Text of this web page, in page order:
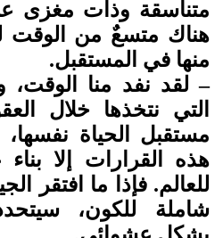
متناسقة وذات مغزى
هناك متسعٌ من الوقت
منها في المستقبل.
– لقد نفد منا
التي نتخذها خلال
مستقبل الحياة
هذه القرارات إلا بناء
للعالم. فإذا ما افتقر
شاملة للكون،